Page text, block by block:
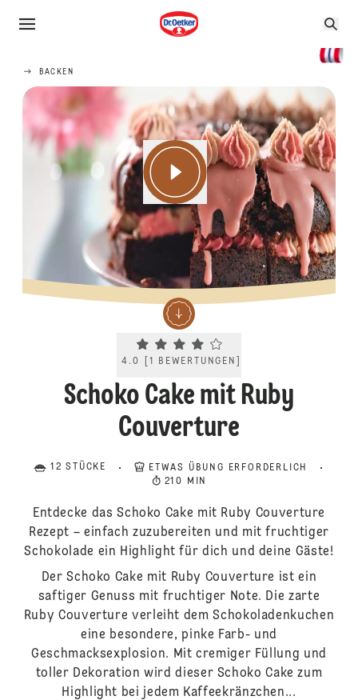
BACKEN
Current rating 4.0. Click to rate.
4.0 1 BEWERTUNGEN
Schoko Cake mit Ruby
Couverture
12 STÜCKE
ETWAS ÜBUNG ERFORDERLICH
210 MIN
Entdecke das Schoko Cake mit Ruby Couverture
Rezept – einfach zuzubereiten und mit fruchtiger
Schokolade ein Highlight für dich und deine Gäste!
Der Schoko Cake mit Ruby Couverture ist ein
saftiger Genuss mit fruchtiger Note. Die zarte
Ruby Couverture verleiht dem Schokoladenkuchen
eine besondere, pinke Farb- und
Geschmacksexplosion. Mit cremiger Füllung und
toller Dekoration wird dieser Schoko Cake zum
Highlight bei jedem Kaffeekränzchen...